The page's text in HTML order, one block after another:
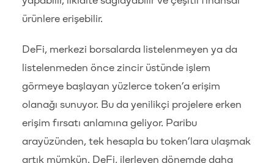
ürünlere erişebilir.
DeFi, merkezi borsalarda listelenmeyen ya da
listelenmeden önce zincir üstünde işlem
görmeye başlayan yüzlerce token’a erişim
olanağı sunuyor. Bu da yenilikçi projelere erken
erişim fırsatı anlamına geliyor. Paribu
arayüzünden, tek hesapla bu token’lara ulaşmak
artık mümkün. DeFi, ilerleyen dönemde daha